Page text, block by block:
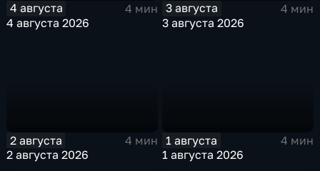
4 августа
4 мин
4 августа 2026
3 августа
4 мин
3 августа 2026
2 августа
4 мин
2 августа 2026
1 августа
4 мин
1 августа 2026